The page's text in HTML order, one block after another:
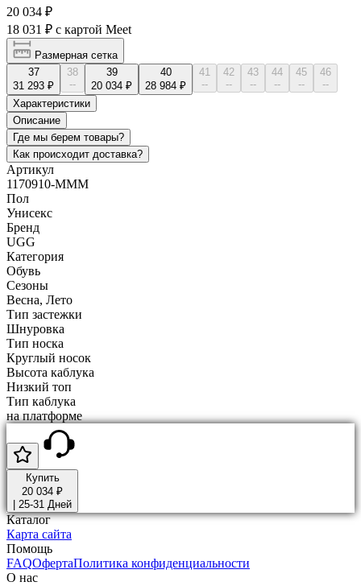
20 034 ₽
18 031 ₽ с картой Meet
Размерная сетка
37
31 293 ₽
38
--
39
20 034 ₽
40
28 984 ₽
41
--
42
--
43
--
44
--
45
--
46
--
Характеристики
Описание
Где мы берем товары?
Как происходит доставка?
Артикул
1170910-MMM
Пол
Унисекс
Бренд
UGG
Категория
Обувь
Сезоны
Весна, Лето
Тип застежки
Шнуровка
Тип носка
Круглый носок
Высота каблука
Низкий топ
Тип каблука
на платформе
Купить
20 034 ₽
25-31 Дней
Каталог
Карта сайта
Помощь
FAQОфертаПолитика конфиденциальности
О нас